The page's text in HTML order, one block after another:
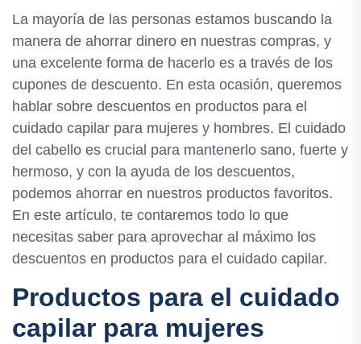
La mayoría de las personas estamos buscando la
manera de ahorrar dinero en nuestras compras, y
una excelente forma de hacerlo es a través de los
cupones de descuento. En esta ocasión, queremos
hablar sobre descuentos en productos para el
cuidado capilar para mujeres y hombres. El cuidado
del cabello es crucial para mantenerlo sano, fuerte y
hermoso, y con la ayuda de los descuentos,
podemos ahorrar en nuestros productos favoritos.
En este artículo, te contaremos todo lo que
necesitas saber para aprovechar al máximo los
descuentos en productos para el cuidado capilar.
Productos para el cuidado
capilar para mujeres